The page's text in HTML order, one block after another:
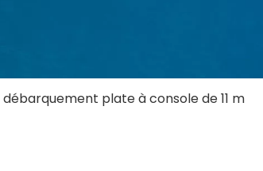
débarquement plate à console de 11 m